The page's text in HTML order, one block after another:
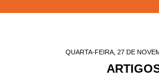
QUARTA-FEIRA, 27 DE